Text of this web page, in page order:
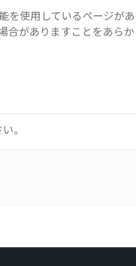
使用しているページがあ
合がありますことをあら
。